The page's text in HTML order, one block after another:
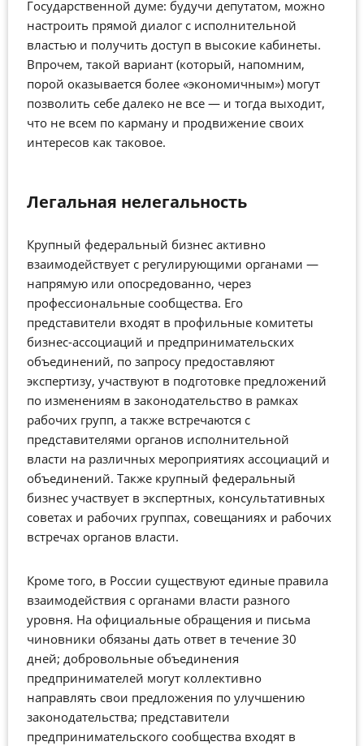
Государственной думе: будучи депутатом, можно
настроить прямой диалог с исполнительной
властью и получить доступ в высокие кабинеты.
Впрочем, такой вариант (который, напомним,
порой оказывается более «экономичным») могут
позволить себе далеко не все — и тогда выходит,
что не всем по карману и продвижение своих
интересов как таковое.
Легальная нелегальность
Крупный федеральный бизнес активно
взаимодействует с регулирующими органами —
напрямую или опосредованно, через
профессиональные сообщества. Его
представители входят в профильные комитеты
бизнес-ассоциаций и предпринимательских
объединений, по запросу предоставляют
экспертизу, участвуют в подготовке предложений
по изменениям в законодательство в рамках
рабочих групп, а также встречаются с
представителями органов исполнительной
власти на различных мероприятиях ассоциаций и
объединений. Также крупный федеральный
бизнес участвует в экспертных, консультативных
советах и рабочих группах, совещаниях и рабочих
встречах органов власти.
Кроме того, в России существуют единые правила
взаимодействия с органами власти разного
уровня. На официальные обращения и письма
чиновники обязаны дать ответ в течение 30
дней; добровольные объединения
предпринимателей могут коллективно
направлять свои предложения по улучшению
законодательства; представители
предпринимательского сообщества входят в